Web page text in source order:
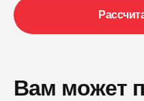
Вам может